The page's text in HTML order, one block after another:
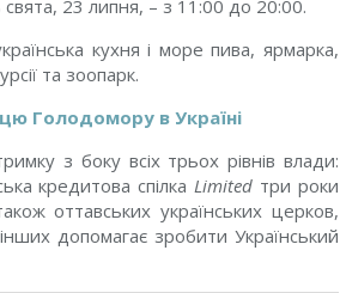
23 липня, – з 11:00 до 20:00.
кухня і море пива, ярмарка,
та зоопарк.
Голодомору в Україні
з боку всіх трьох рівнів влади:
кредитова спілкаLimited три роки
оттавських українських церков,
допомагає зробити Український